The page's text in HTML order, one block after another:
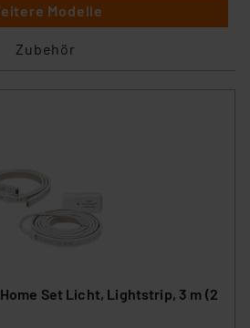
Modelle
Zubehör
Set Licht, Lightstrip, 3 m (2